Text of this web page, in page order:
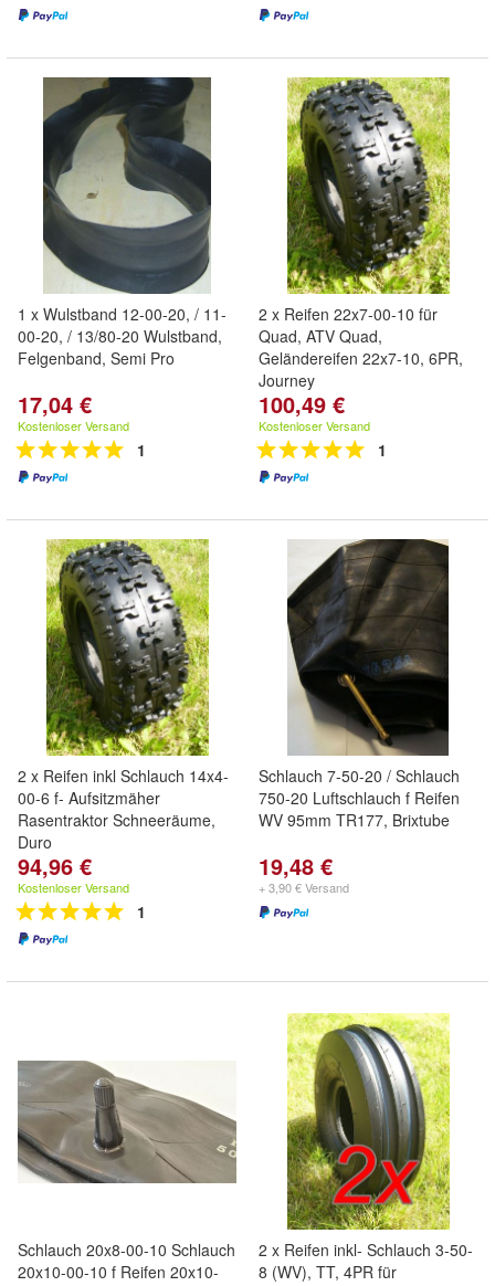
1 x Wulstband 12-00-20, / 11-
00-20, / 13/80-20 Wulstband,
Felgenband, Semi Pro
17,04 €
Kostenloser Versand
1
2 x Reifen 22x7-00-10 für
Quad, ATV Quad,
Geländereifen 22x7-10, 6PR,
Journey
100,49 €
Kostenloser Versand
1
2 x Reifen inkl Schlauch 14x4-
00-6 f- Aufsitzmäher
Rasentraktor Schneeräume,
Duro
94,96 €
Kostenloser Versand
1
Schlauch 7-50-20 / Schlauch
750-20 Luftschlauch f Reifen
WV 95mm TR177, Brixtube
19,48 €
+ 3,90 € Versand
Schlauch 20x8-00-10 Schlauch
20x10-00-10 f Reifen 20x10-
2 x Reifen inkl- Schlauch 3-50-
8 (WV), TT, 4PR für